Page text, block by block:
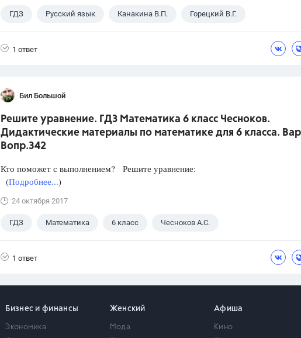
ГДЗ Русский язык Канакина В.П. Горецкий В.Г.
1 ответ
Бил Большой
Решите уравнение. ГДЗ Математика 6 класс Чесноков.
Дидактические материалы по математике для 6 класса.
Вопр.342
Кто поможет с выполнением? Решите уравнение:
(Подробнее...)
24 октября 2017
ГДЗ Математика 6 класс Чесноков А.С.
1 ответ
Бизнес и финансы
Экономика
Женский
Мода
Афиша
Кино